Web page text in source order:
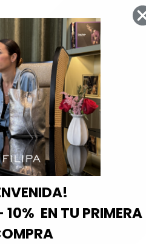
10% EN TU PRIMERA